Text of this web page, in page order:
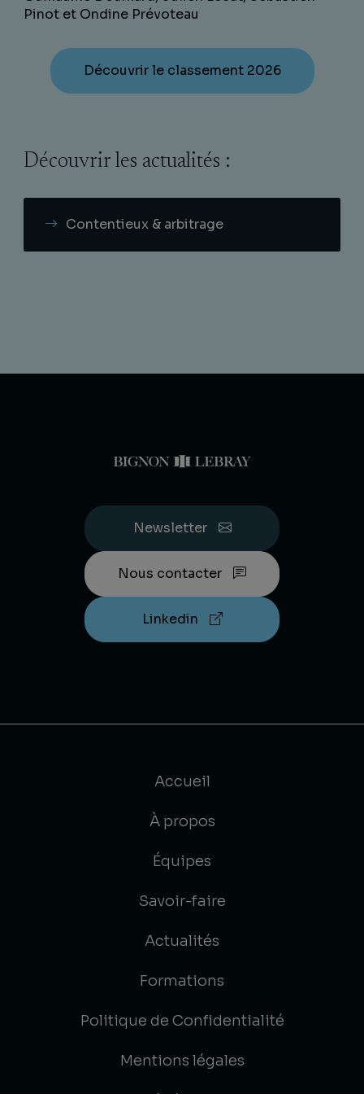
Pinot et Ondine Prévoteau
Découvrir le classement 2026
Découvrir les actualités :
Contentieux & arbitrage
Newsletter
Nous contacter
Linkedin
Accueil
À propos
Équipes
Savoir-faire
Actualités
Formations
Politique de Confidentialité
Mentions légales